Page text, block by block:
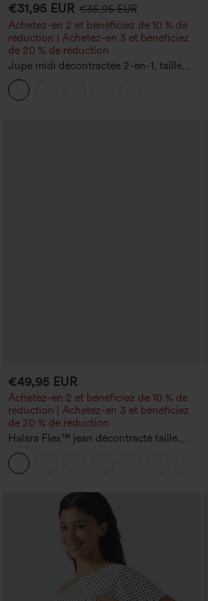
€31,95 EUR €35,95 EUR
Achetez-en 2 et bénéficiez de 10 % de
réduction | Achetez-en 3 et bénéficiez
de 20 % de réduction
Jupe midi décontractée 2-en-1, taille
haute à effet gainant, froncée avec
ourlet arrondi, en polaire et PU
€49,95 EUR
Achetez-en 2 et bénéficiez de 10 % de
réduction | Achetez-en 3 et bénéficiez
de 20 % de réduction
Halara Flex™ jean décontracté taille
haute à effet gainant, coupe large, avec
poches